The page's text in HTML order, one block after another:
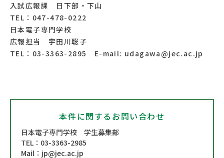
入試広報課 日下部・下山
TEL：047-478-0222
日本電子専門学校
広報担当 宇田川聡子
TEL：03-3363-2895 E-mail: udagawa@jec.ac.jp
本件に関するお問い合わせ
日本電子専門学校 学生募集部
TEL：03-3363-2985
Mail： jp@jec.ac.jp